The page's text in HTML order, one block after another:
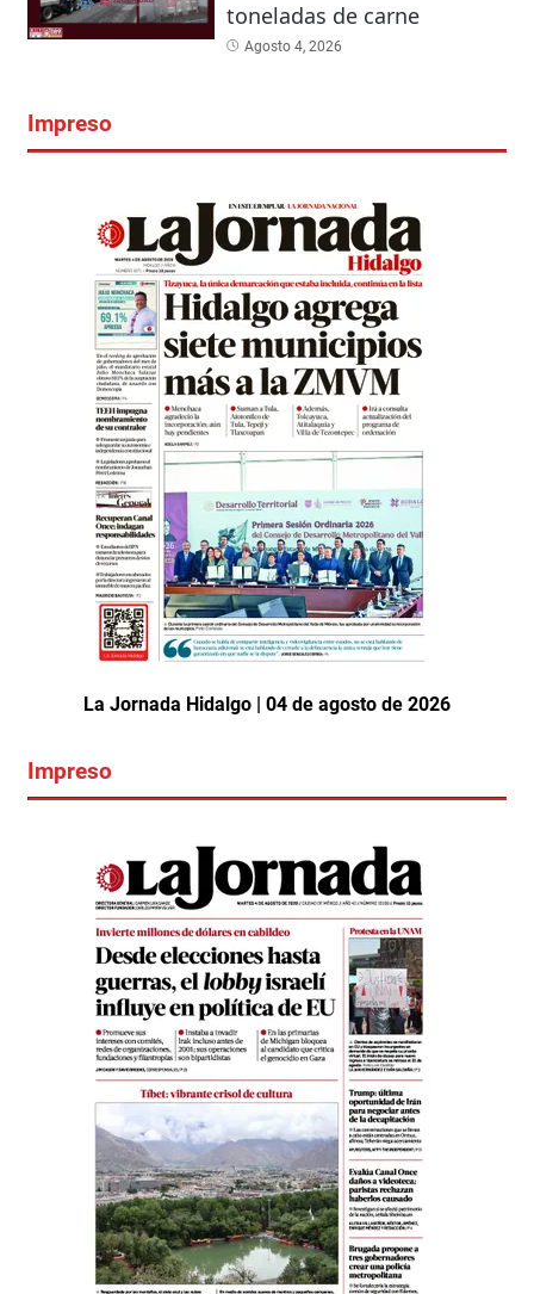
toneladas de carne
Agosto 4, 2026
Impreso
La Jornada Hidalgo | 04 de agosto de 2026
Impreso